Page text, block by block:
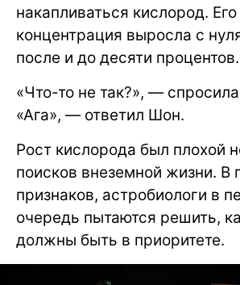
накапливаться кислород. Его
концентрация выросла с
после и до десяти процентов.
«Что-то не так?», —
«Ага», — ответил Шон.
Рост кислорода был плохой
поисков внеземной жизни. В
признаков, астробиологи в
очередь пытаются решить,
должны быть в приоритете.